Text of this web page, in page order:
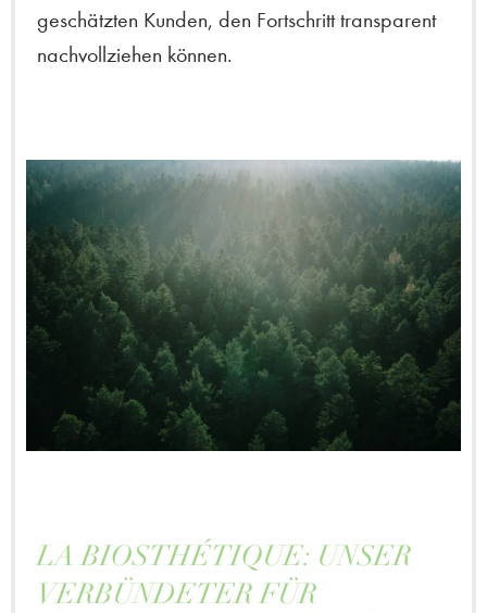
geschätzten Kunden, den Fortschritt transparent
nachvollziehen können.
LA BIOSTHÉTIQUE: UNSER
VERBÜNDETER FÜR